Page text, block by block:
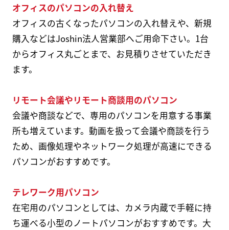
オフィスのパソコンの入れ替え
オフィスの古くなったパソコンの入れ替えや、新規
購入などはJoshin法人営業部へご用命下さい。1台
からオフィス丸ごとまで、お見積りさせていただき
ます。
リモート会議やリモート商談用のパソコン
会議や商談などで、専用のパソコンを用意する事業
所も増えています。動画を扱って会議や商談を行う
ため、画像処理やネットワーク処理が高速にできる
パソコンがおすすめです。
テレワーク用パソコン
在宅用のパソコンとしては、カメラ内蔵で手軽に持
ち運べる小型のノートパソコンがおすすめです。大